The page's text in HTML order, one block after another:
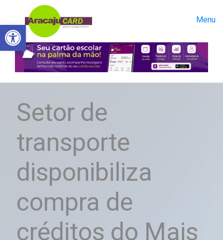
Abrir a barra de ferramentas
Menu
Setor de
transporte
disponibiliza
compra de
créditos do Mais